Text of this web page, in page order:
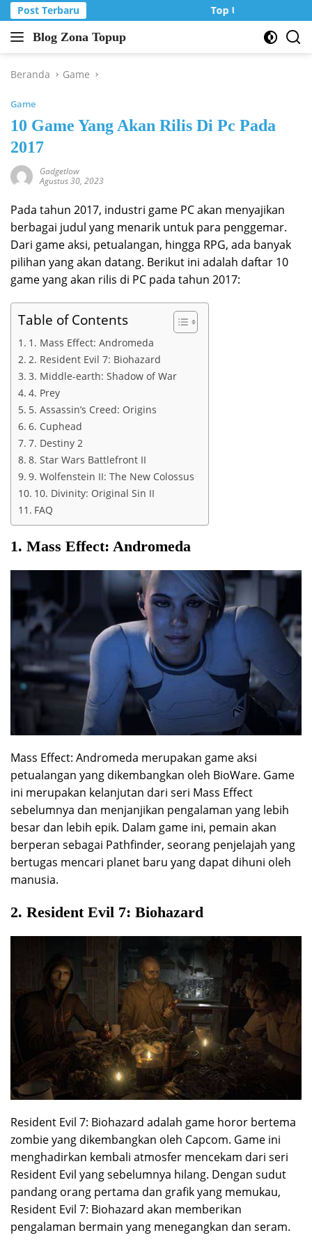
Langsung
ke
konten
Post Terbaru Top Up Murah di
Blog Zona Topup
Tips
Trik
game
online
Beranda Game
Game
10 Game Yang Akan Rilis Di Pc Pada
2017
Gadgetlow
Agustus 30, 2023
Pada tahun 2017, industri game PC akan menyajikan
berbagai judul yang menarik untuk para penggemar.
Dari game aksi, petualangan, hingga RPG, ada banyak
pilihan yang akan datang. Berikut ini adalah daftar 10
game yang akan rilis di PC pada tahun 2017:
Table of Contents
1. Mass Effect: Andromeda
2. Resident Evil 7: Biohazard
3. Middle-earth: Shadow of War
4. Prey
5. Assassin’s Creed: Origins
6. Cuphead
7. Destiny 2
8. Star Wars Battlefront II
9. Wolfenstein II: The New Colossus
10. Divinity: Original Sin II
FAQ
1. Mass Effect: Andromeda
Mass Effect: Andromeda merupakan game aksi
petualangan yang dikembangkan oleh BioWare. Game
ini merupakan kelanjutan dari seri Mass Effect
sebelumnya dan menjanjikan pengalaman yang lebih
besar dan lebih epik. Dalam game ini, pemain akan
berperan sebagai Pathfinder, seorang penjelajah yang
bertugas mencari planet baru yang dapat dihuni oleh
manusia.
2. Resident Evil 7: Biohazard
Resident Evil 7: Biohazard adalah game horor bertema
zombie yang dikembangkan oleh Capcom. Game ini
menghadirkan kembali atmosfer mencekam dari seri
Resident Evil yang sebelumnya hilang. Dengan sudut
pandang orang pertama dan grafik yang memukau,
Resident Evil 7: Biohazard akan memberikan
pengalaman bermain yang menegangkan dan seram.